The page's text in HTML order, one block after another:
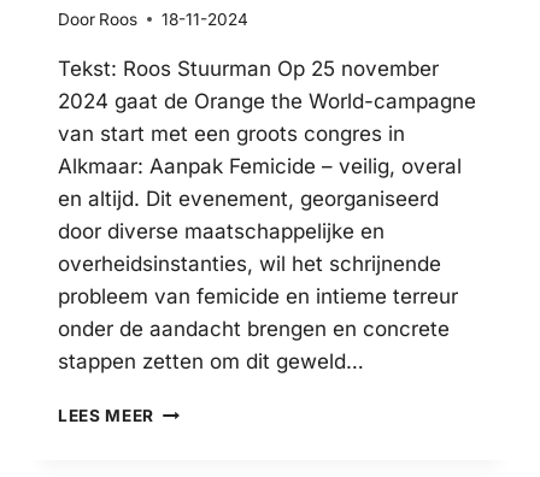
Door Roos 18-11-2024
Tekst: Roos Stuurman Op 25 november
2024 gaat de Orange the World-campagne
van start met een groots congres in
Alkmaar: Aanpak Femicide – veilig, overal
en altijd. Dit evenement, georganiseerd
door diverse maatschappelijke en
overheidsinstanties, wil het schrijnende
probleem van femicide en intieme terreur
onder de aandacht brengen en concrete
stappen zetten om dit geweld…
LEES MEER OLCAY